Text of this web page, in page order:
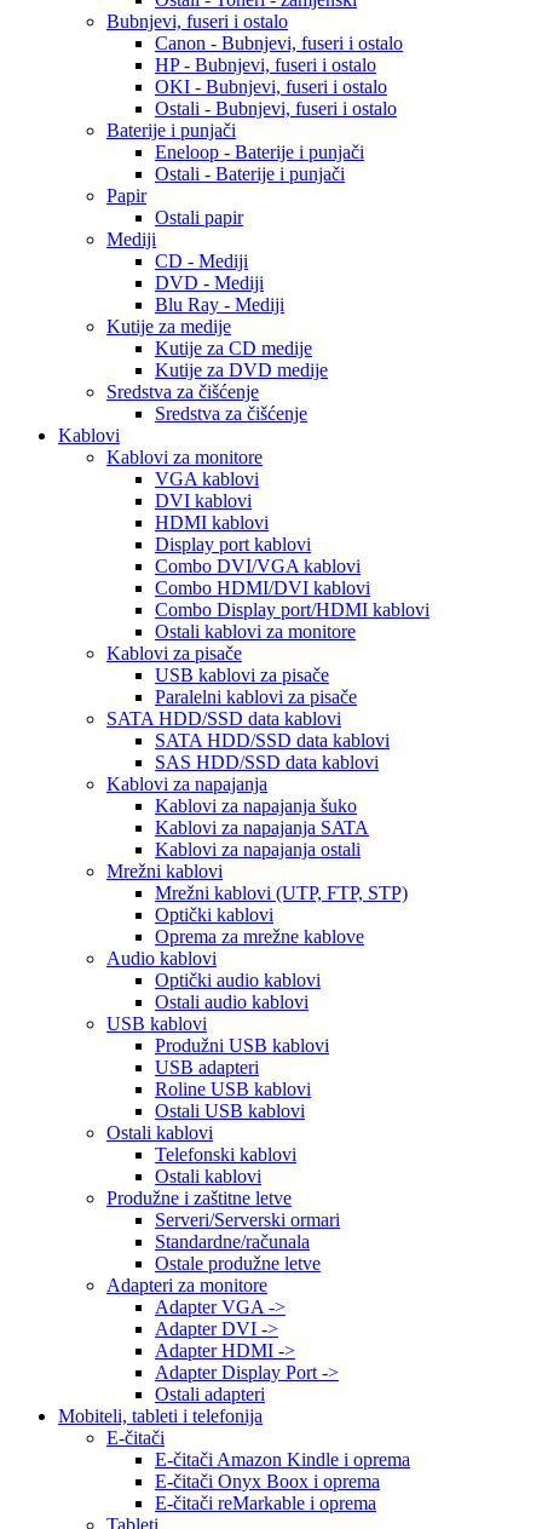
Bubnjevi, fuseri i ostalo
Canon - Bubnjevi, fuseri i ostalo
HP - Bubnjevi, fuseri i ostalo
OKI - Bubnjevi, fuseri i ostalo
Ostali - Bubnjevi, fuseri i ostalo
Baterije i punjači
Eneloop - Baterije i punjači
Ostali - Baterije i punjači
Papir
Ostali papir
Mediji
CD - Mediji
DVD - Mediji
Blu Ray - Mediji
Kutije za medije
Kutije za CD medije
Kutije za DVD medije
Sredstva za čišćenje
Sredstva za čišćenje
Kablovi
Kablovi za monitore
VGA kablovi
DVI kablovi
HDMI kablovi
Display port kablovi
Combo DVI/VGA kablovi
Combo HDMI/DVI kablovi
Combo Display port/HDMI kablovi
Ostali kablovi za monitore
Kablovi za pisače
USB kablovi za pisače
Paralelni kablovi za pisače
SATA HDD/SSD data kablovi
SATA HDD/SSD data kablovi
SAS HDD/SSD data kablovi
Kablovi za napajanja
Kablovi za napajanja šuko
Kablovi za napajanja SATA
Kablovi za napajanja ostali
Mrežni kablovi
Mrežni kablovi (UTP, FTP, STP)
Optički kablovi
Oprema za mrežne kablove
Audio kablovi
Optički audio kablovi
Ostali audio kablovi
USB kablovi
Produžni USB kablovi
USB adapteri
Roline USB kablovi
Ostali USB kablovi
Ostali kablovi
Telefonski kablovi
Ostali kablovi
Produžne i zaštitne letve
Serveri/Serverski ormari
Standardne/računala
Ostale produžne letve
Adapteri za monitore
Adapter VGA ->
Adapter DVI ->
Adapter HDMI ->
Adapter Display Port ->
Ostali adapteri
Mobiteli, tableti i telefonija
E-čitači
E-čitači Amazon Kindle i oprema
E-čitači Onyx Boox i oprema
E-čitači reMarkable i oprema
Tableti